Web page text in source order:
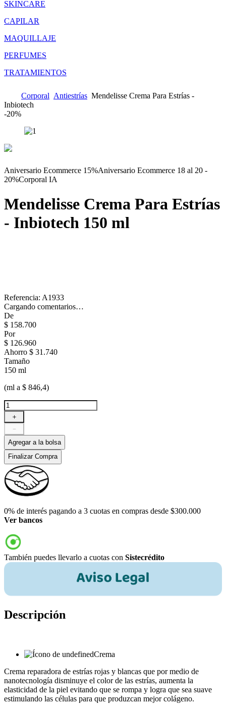
SKINCARE
CAPILAR
MAQUILLAJE
PERFUMES
TRATAMIENTOS
Corporal Antiestrías Mendelisse Crema Para Estrías -
Inbiotech
-20%
Aniversario Ecommerce 15%Aniversario Ecommerce 18 al 20 -
20%Corporal IA
Mendelisse Crema Para Estrías
- Inbiotech 150 ml
Referencia: A1933
Cargando comentarios…
De
$ 158.700
Por
$ 126.960
Ahorro $ 31.740
Tamaño
150 ml
(ml a $ 846,4)
＋
－
Agregar a la bolsa
Finalizar Compra
0% de interés pagando a 3 cuotas en compras desde $300.000
Ver bancos
También puedes llevarlo a cuotas con Sistecrédito
Descripción
Crema
Crema reparadora de estrías rojas y blancas que por medio de
nanotecnología disminuye el color de las estrías, aumenta la
elasticidad de la piel evitando que se rompa y logra que sea suave
estimulando las células para que produzcan mejor colágeno.